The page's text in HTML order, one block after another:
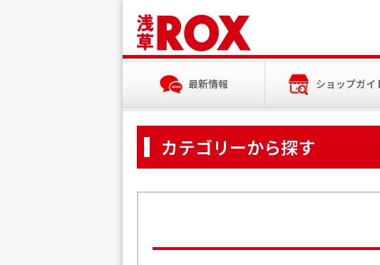
最新情報 ショップガイ
カテゴリーから探す